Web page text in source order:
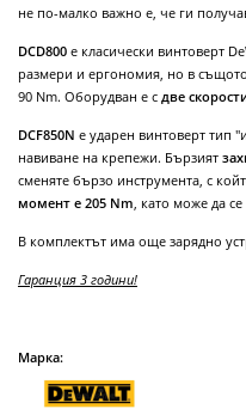
не по-малко важно е, че ги
DCD800 е класически винтоверт
размери и ергономия, но в
90 Nm. Оборудван е с две
DCF850N е ударен винтоверт тип
навиване на крепежи. Бързият
сменяте бързо инструмента, с
момент е 205 Nm, като може да
В комплектът има още зарядно
Гаранция 3 години!
Марка: